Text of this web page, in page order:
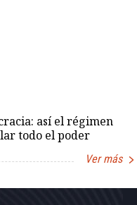
así el régimen
todo el poder
Ver más